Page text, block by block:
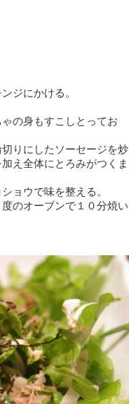
ジにかける。
の身もすこしとってお
りにしたソーセージを炒
え全体にとろみがつくま
ョウで味を整える。
のオーブンで１０分焼い